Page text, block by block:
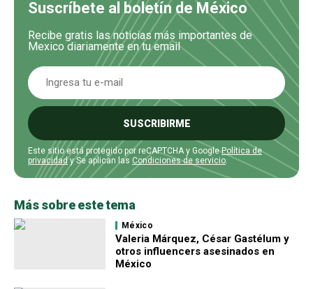
Suscríbete al boletín de México
Recibe gratis las noticias más importantes de
Mexico diariamente en tu email
SUSCRIBIRME
Este sitio está protegido por reCAPTCHA y GooglePolítica de
privacidady Se aplican las Condiciones de servicio.
Más sobre este tema
México
Valeria Márquez, César Gastélum y
otros influencers asesinados en
México